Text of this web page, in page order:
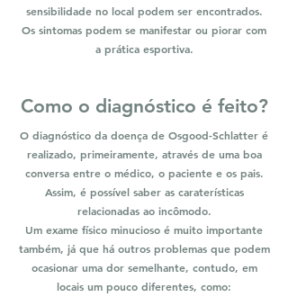
sensibilidade no local podem ser encontrados.
Os sintomas podem se manifestar ou piorar com
a prática esportiva.
Como o diagnóstico é feito?
O diagnóstico da doença de Osgood-Schlatter é
realizado, primeiramente, através de uma boa
conversa entre o médico, o paciente e os pais.
Assim, é possível saber as caraterísticas
relacionadas ao incômodo.
Um exame físico minucioso é muito importante
também, já que há outros problemas que podem
ocasionar uma dor semelhante, contudo, em
locais um pouco diferentes, como: